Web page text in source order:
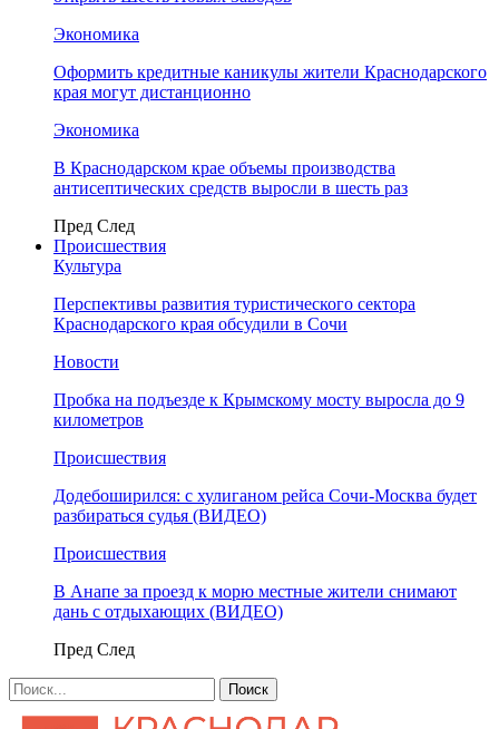
Экономика
Оформить кредитные каникулы жители Краснодарского
края могут дистанционно
Экономика
В Краснодарском крае объемы производства
антисептических средств выросли в шесть раз
Пред След
Происшествия
Культура
Перспективы развития туристического сектора
Краснодарского края обсудили в Сочи
Новости
Пробка на подъезде к Крымскому мосту выросла до 9
километров
Происшествия
Додебоширился: с хулиганом рейса Сочи-Москва будет
разбираться судья (ВИДЕО)
Происшествия
В Анапе за проезд к морю местные жители снимают
дань с отдыхающих (ВИДЕО)
Пред След